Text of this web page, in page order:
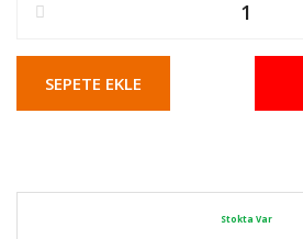
SEPETE EKLE
Stokta Var